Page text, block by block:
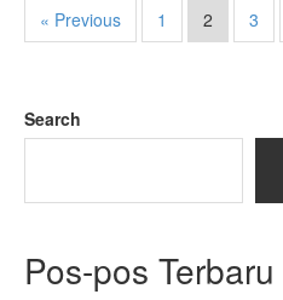
« Previous 1 2 3
Search
Pos-pos Terbaru